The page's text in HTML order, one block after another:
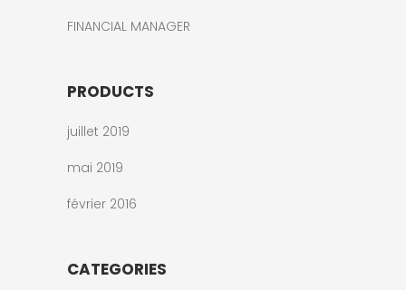
FINANCIAL MANAGER
PRODUCTS
juillet 2019
mai 2019
février 2016
CATEGORIES